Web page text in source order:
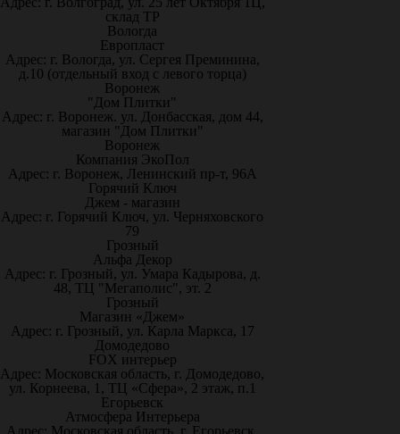
склад ТР
Вологда
Европласт
Адрес: г. Вологда, ул. Сергея Преминина,
д.10 (отдельный вход с левого торца)
Воронеж
"Дом Плитки"
Адрес: г. Воронеж. ул. Донбасская, дом 44,
магазин "Дом Плитки"
Воронеж
Компания ЭкоПол
Адрес: г. Воронеж, Ленинский пр-т, 96А
Горячий Ключ
Джем - магазин
Адрес: г. Горячий Ключ, ул. Черняховского
79
Грозный
Альфа Декор
Адрес: г. Грозный, ул. Умара Кадырова, д.
48, ТЦ "Мегаполис", эт. 2
Грозный
Магазин «Джем»
Адрес: г. Грозный, ул. Карла Маркса, 17
Домодедово
FOX интерьер
Адрес: Московская область, г. Домодедово,
ул. Корнеева, 1, ТЦ «Сфера», 2 этаж, п.1
Егорьевск
Атмосфера Интерьера
Адрес: Московская область, г. Егорьевск,